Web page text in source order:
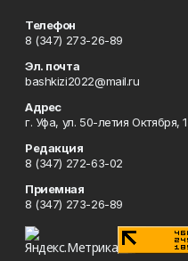
Телефон
8 (347) 273-26-89
Эл. почта
bashkizi2022@mail.ru
Адрес
г. Уфа, ул. 50-летия Октября,
Редакция
8 (347) 272-63-02
Приемная
8 (347) 273-26-89